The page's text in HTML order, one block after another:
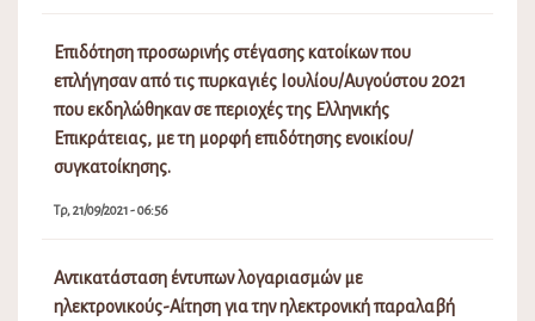
Επιδότηση προσωρινής στέγασης κατοίκων που
επλήγησαν από τις πυρκαγιές Ιουλίου/Αυγούστου 2021
που εκδηλώθηκαν σε περιοχές της Ελληνικής
Επικράτειας, με τη μορφή επιδότησης ενοικίου/
συγκατοίκησης.
Τρ, 21/09/2021 - 06:56
Αντικατάσταση έντυπων λογαριασμών με
ηλεκτρονικούς-Αίτηση για την ηλεκτρονική παραλαβή